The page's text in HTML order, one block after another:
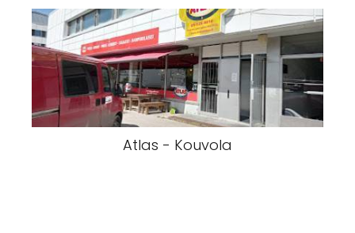
Atlas - Kouvola